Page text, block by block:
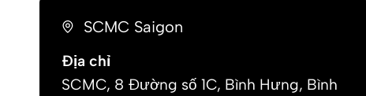
SCMC Saigon
Địa chỉ
SCMC, 8 Đường số 1C, Bình Hưng, Bình